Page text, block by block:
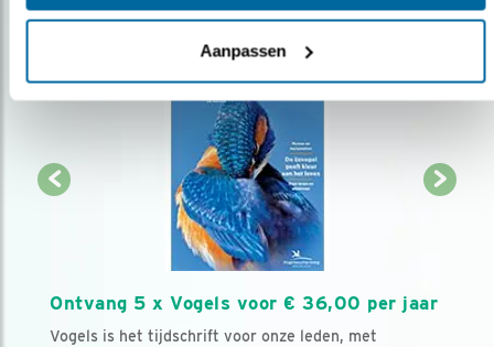
Aanpassen
Ontvang 5 x Vogels voor € 36,00 per jaar
Vogels is het tijdschrift voor onze leden, met